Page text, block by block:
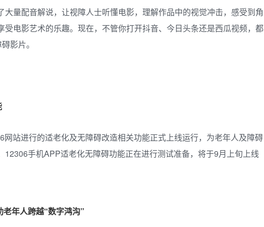
大量配音解说，让视障人士听懂电影，理解作品中的视觉冲击，感受到角
受电影艺术的乐趣。现在，不管你打开抖音、今日头条还是西瓜视频，都
影片。
网站进行的适老化及无障碍改造相关功能正式上线运行，为老年人及障碍
12306手机APP适老化无障碍功能正在进行测试准备，将于9月上旬上线
年人跨越“数字鸿沟”